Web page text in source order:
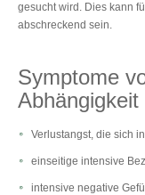
gesucht wird. Dies kann
abschreckend sein.
Symptome
Abhängigkeit
Verlustangst, die sich
einseitige intensive
intensive negative